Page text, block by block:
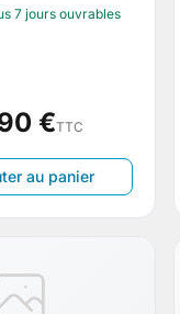
7 jours ouvrables
€TTC
au panier